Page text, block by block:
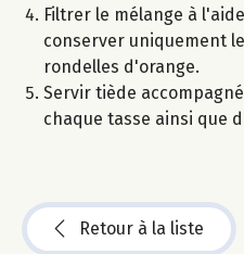
Filtrer le mélange à
conserver uniquement
rondelles d'orange.
Servir tiède
chaque tasse ainsi que
Retour à la liste